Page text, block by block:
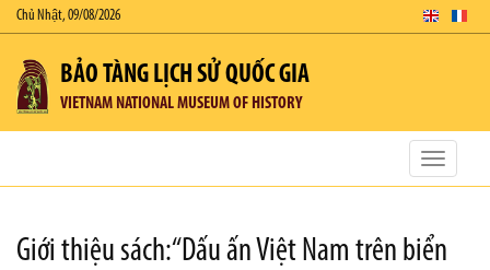
Chủ Nhật, 09/08/2026
BẢO TÀNG LỊCH SỬ QUỐC GIA
VIETNAM NATIONAL MUSEUM OF HISTORY
Toggle
Giới thiệu sách:“Dấu ấn Việt Nam trên biển